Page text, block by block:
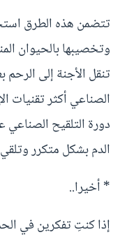
تتضمن هذه الطرق
وتخصيبها بالحيوان
تنقل الأجنة إلى
الصناعي أكثر تقنيات
دورة التلقيح
الدم بشكل متكرر
* أخيرا..
إذا كنتِ تفكرين في